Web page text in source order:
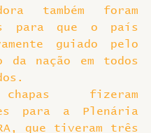
também foram
para que o país
guiado pelo
da nação em todos
fizeram
para a Plenária
que tiveram três